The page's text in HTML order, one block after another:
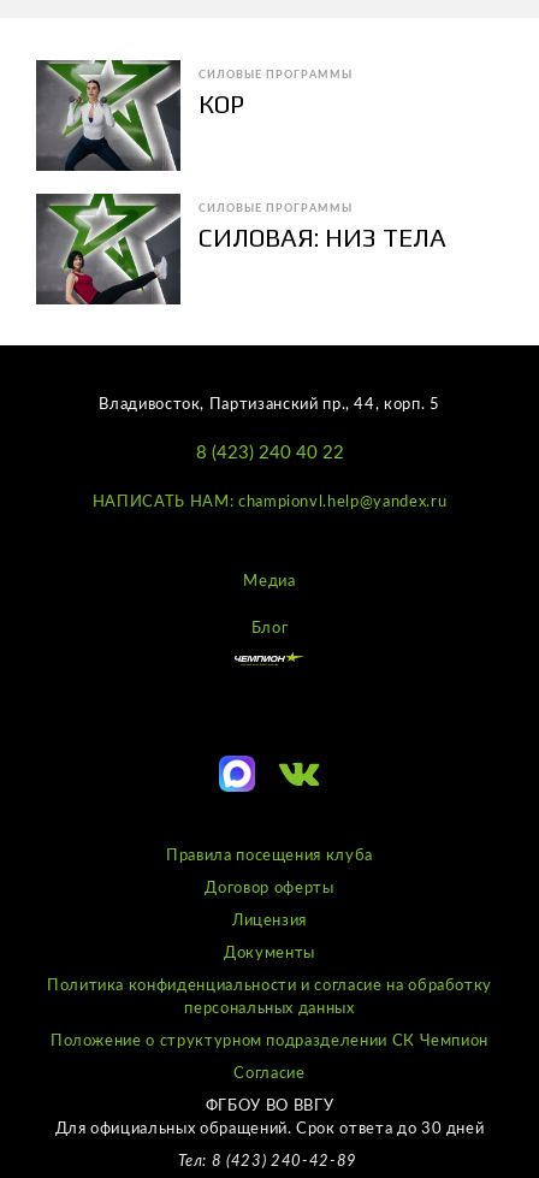
СИЛОВЫЕ ПРОГРАММЫ
КОР
СИЛОВЫЕ ПРОГРАММЫ
СИЛОВАЯ: НИЗ ТЕЛА
Владивосток, Партизанский пр., 44, корп. 5
8 (423) 240 40 22
НАПИСАТЬ НАМ: championvl.help@yandex.ru
Медиа
Блог
Правила посещения клуба
Договор оферты
Лицензия
Документы
Политика конфиденциальности и согласие на обработку
персональных данных
Положение о структурном подразделении СК Чемпион
Согласие
ФГБОУ ВО ВВГУ
Для официальных обращений. Срок ответа до 30 дней
Тел: 8 (423) 240-42-89